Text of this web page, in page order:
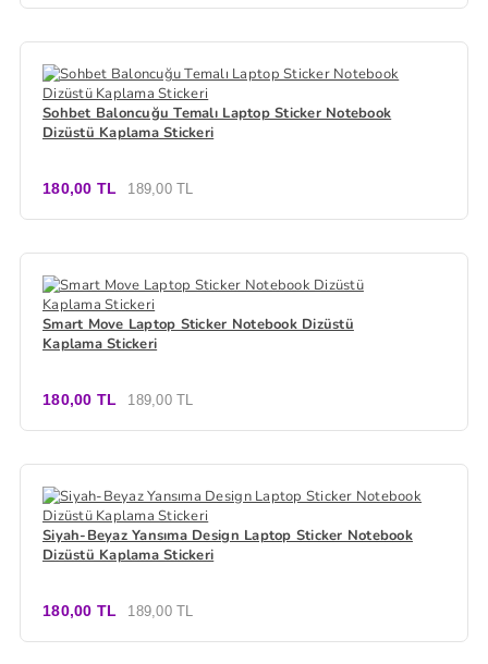
Sohbet Baloncuğu Temalı Laptop Sticker Notebook
Dizüstü Kaplama Stickeri
180,00 TL 189,00 TL
Smart Move Laptop Sticker Notebook Dizüstü
Kaplama Stickeri
180,00 TL 189,00 TL
Siyah-Beyaz Yansıma Design Laptop Sticker Notebook
Dizüstü Kaplama Stickeri
180,00 TL 189,00 TL